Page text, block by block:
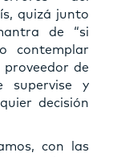
quizá junto
de “si
contemplar
proveedor de
supervise y
decisión
con las